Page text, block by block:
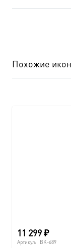
Похожие
11 299₽
Артикул: BK-689